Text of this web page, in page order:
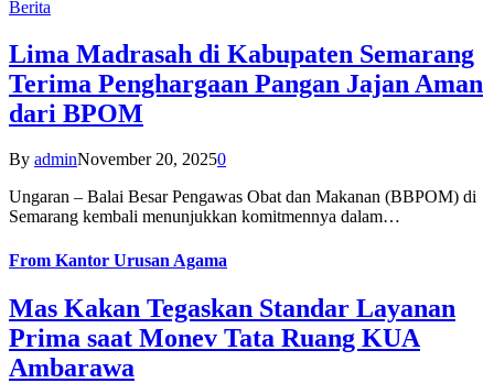
Berita
Lima Madrasah di Kabupaten Semarang
Terima Penghargaan Pangan Jajan Aman
dari BPOM
By adminNovember 20, 20250
Ungaran – Balai Besar Pengawas Obat dan Makanan (BBPOM) di
Semarang kembali menunjukkan komitmennya dalam…
From Kantor Urusan Agama
Mas Kakan Tegaskan Standar Layanan
Prima saat Monev Tata Ruang KUA
Ambarawa